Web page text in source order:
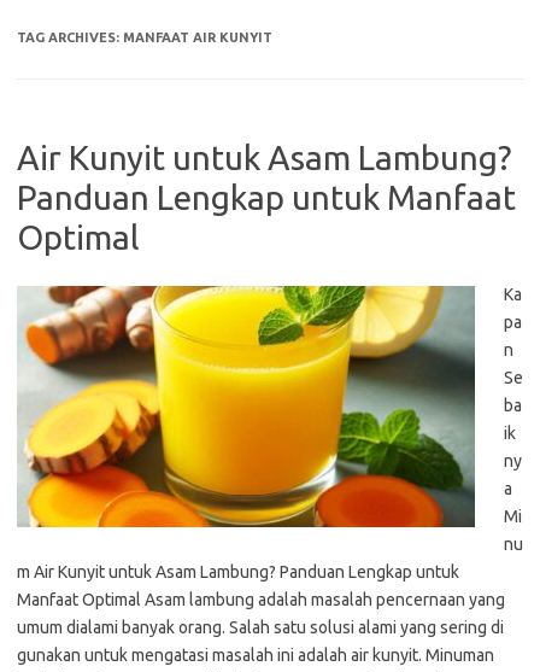
TAG ARCHIVES: MANFAAT AIR KUNYIT
Air Kunyit untuk Asam Lambung?
Panduan Lengkap untuk Manfaat
Optimal
Ka
pa
n
Se
ba
ik
ny
a
Mi
nu
m Air Kunyit untuk Asam Lambung? Panduan Lengkap untuk
Manfaat Optimal Asam lambung adalah masalah pencernaan yang
umum dialami banyak orang. Salah satu solusi alami yang sering di
gunakan untuk mengatasi masalah ini adalah air kunyit. Minuman